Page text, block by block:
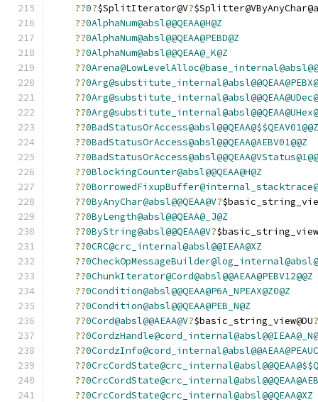
??0?$SplitIterator@V?
??0AlphaNum@absl@@QEAA@H@Z
??0AlphaNum@absl@@QEAA@PEBD@Z
??0AlphaNum@absl@@QEAA@_K@Z
??
??
??
??
??0BadStatusOrAccess@absl@@QEAA@$$QEAV01@@Z
??0BadStatusOrAccess@absl@@QEAA@AEBV01@@Z
??
??0BlockingCounter@absl@@QEAA@H@Z
??
??0ByAnyChar@absl@@QEAA@V?
??0ByLength@absl@@QEAA@_J@Z
??0ByString@absl@@QEAA@V?
??0CRC@crc_internal@absl@@IEAA@XZ
??
??0ChunkIterator@Cord@absl@@AEAA@PEBV12@@Z
??0Condition@absl@@QEAA@P6A_NPEAX@Z0@Z
??0Condition@absl@@QEAA@PEB_N@Z
??0Cord@absl@@AEAA@V?$basic_string_view@DU?
??
??
??
??
??0CrcCordState@crc_internal@absl@@QEAA@XZ